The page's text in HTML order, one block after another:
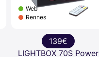
Web
Rennes
139€
LIGHTBOX 70S Power